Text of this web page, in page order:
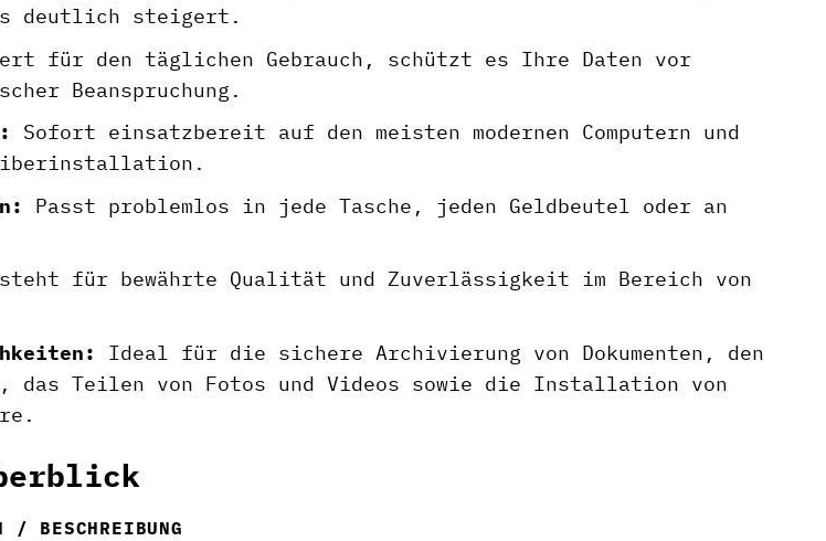
deutlich steigert.
für den täglichen Gebrauch, schützt es Ihre Daten vor
Beanspruchung.
Sofort einsatzbereit auf den meisten modernen Computern und
Passt problemlos in jede Tasche, jeden Geldbeutel oder an
für bewährte Qualität und Zuverlässigkeit im Bereich von
Ideal für die sichere Archivierung von Dokumenten, den
das Teilen von Fotos und Videos sowie die Installation von
/ BESCHREIBUNG